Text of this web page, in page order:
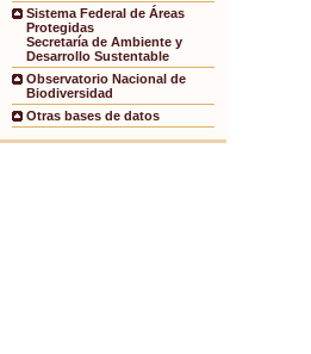
Sistema Federal de Áreas
Protegidas
Secretaría de Ambiente y
Desarrollo Sustentable
Observatorio Nacional de
Biodiversidad
Otras bases de datos